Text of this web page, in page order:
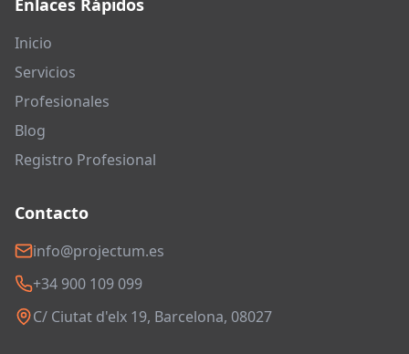
Enlaces Rápidos
Inicio
Servicios
Profesionales
Blog
Registro Profesional
Contacto
info@projectum.es
+34 900 109 099
C/ Ciutat d'elx 19, Barcelona, 08027